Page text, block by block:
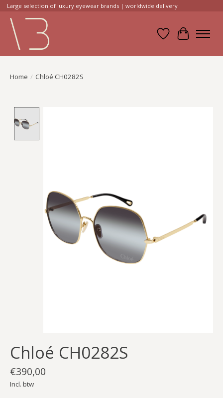
Large selection of luxury eyewear brands | worldwide delivery
Verlanglijst
Home / Chloé CH0282S
Chloé CH0282S
€390,00
Incl. btw